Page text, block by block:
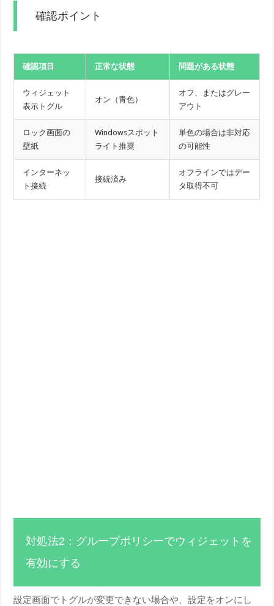
確認ポイント
確認項目 正常な状態 問題がある状態
ウィジェット
表示トグル
オン（青色）
オフ、またはグレー
アウト
ロック画面の
壁紙
Windowsスポット
ライト推奨
単色の場合は非対応
の可能性
インターネッ
ト接続
接続済み
オフラインではデー
タ取得不可
対処法2：グループポリシーでウィジェットを
有効にする
設定画面でトグルが変更できない場合や、設定をオンにし